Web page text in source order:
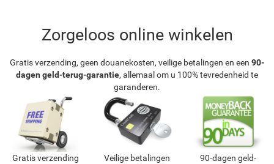
Zorgeloos online winkelen
Gratis verzending, geen douanekosten, veilige betalingen en een 90-
dagen geld-terug-garantie, allemaal om u 100% tevredenheid te
garanderen.
Gratis verzending
Veilige betalingen
90-dagen geld-